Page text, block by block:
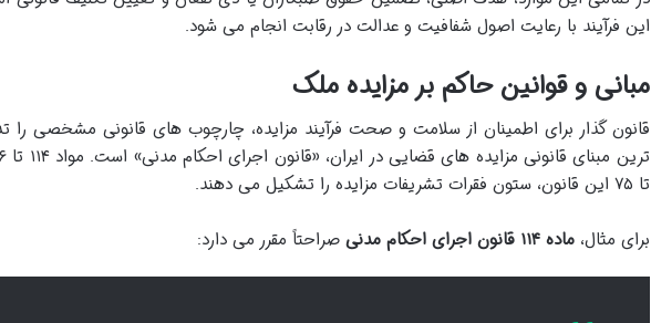
این فرآیند با رعایت اصول شفافیت و عدالت در رقابت انجام می شود.
مبانی و قوانین حاکم بر مزایده ملک
قانون گذار برای اطمینان از سلامت و صحت فرآیند مزایده، چارچوب های قانونی مشخصی
تا ۷۵ این قانون، ستون فقرات تشریفات مزایده را تشکیل می دهند.
برای مثال،ماده ۱۱۴ قانون اجرای احکام مدنی صراحتاً مقرر می دارد: